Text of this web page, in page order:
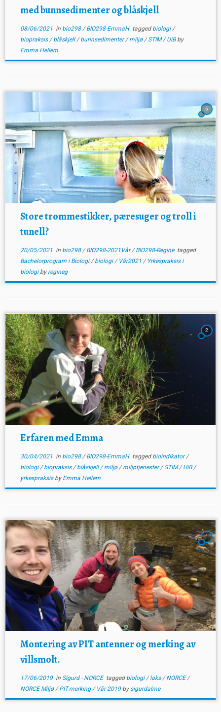
med bunnsedimenter og blåskjell
08/06/2021in bio298/BIO298-EmmaH tagged biologi/
biopraksis/blåskjell/bunnsedimenter/miljø/STIM/UiBby
Emma Hellem
5
Store trommestikker, pæresuger og troll i
tunell?
20/05/2021in bio298/BIO298-2021Vår/BIO298-Regine tagged
Bachelorprogram i Biologi/biologi/ Vår2021 / Yrkespraksis i
biologi by regineg
2
Erfaren med Emma
30/04/2021in bio298/BIO298-EmmaH tagged bioindikator/
biologi/biopraksis/blåskjell/miljø/miljøtjenester/STIM/UiB/
yrkespraksis by Emma Hellem
1
Montering av PIT antenner og merking av
villsmolt.
17/06/2019in Sigurd - NORCE tagged biologi/laks/NORCE/
NORCE Miljø/PIT-merking/ Vår 2019 by sigurdalme